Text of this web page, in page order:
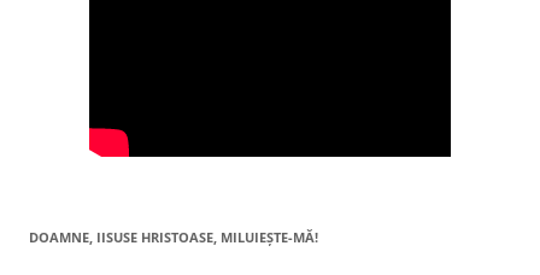
DOAMNE, IISUSE HRISTOASE, MILUIEŞTE-MĂ!